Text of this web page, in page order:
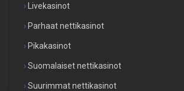
Livekasinot
Parhaat nettikasinot
Pikakasinot
Suomalaiset nettikasinot
Suurimmat nettikasinot